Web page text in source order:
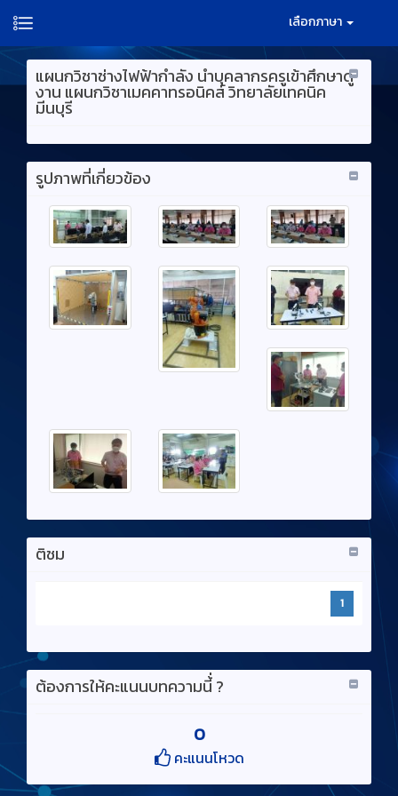
เลือกภาษา
แผนกวิชาช่างไฟฟ้ากำลัง นำบุคลากรครูเข้าศึกษาดู
งาน แผนกวิชาเมคคาทรอนิคส์ วิทยาลัยเทคนิค
มีนบุรี
รูปภาพที่เกี่ยวข้อง
ติชม
1
ต้องการให้คะแนนบทความนี้่ ?
0
คะแนนโหวด